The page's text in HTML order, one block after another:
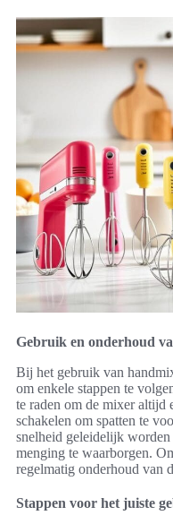
Gebruik en onderhoud
Bij het gebruik van
om enkele stappen te
te raden om de mixer altijd
schakelen om spatten te
snelheid geleidelijk
menging te waarborgen.
regelmatig onderhoud van
Stappen voor het juiste